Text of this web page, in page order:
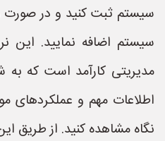
سیستم ثبت کنید و در صورت
سیستم اضافه نمایید. این
مدیریتی کارآمد است که به
اطلاعات مهم و عملکردهای
نگاه مشاهده کنید. از طریق